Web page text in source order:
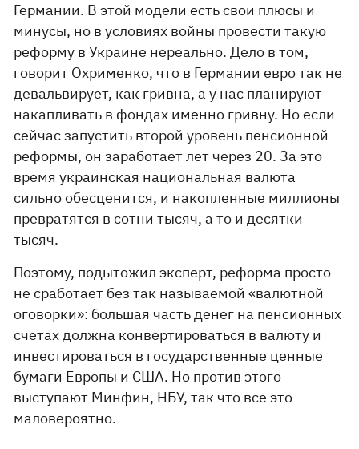
Германии. В этой модели есть свои плюсы и
минусы, но в условиях войны провести такую
реформу в Украине нереально. Дело в том,
говорит Охрименко, что в Германии евро так не
девальвирует, как гривна, а у нас планируют
накапливать в фондах именно гривну. Но если
сейчас запустить второй уровень пенсионной
реформы, он заработает лет через 20. За это
время украинская национальная валюта
сильно обесценится, и накопленные миллионы
превратятся в сотни тысяч, а то и десятки
тысяч.
Поэтому, подытожил эксперт, реформа просто
не сработает без так называемой «валютной
оговорки»: большая часть денег на пенсионных
счетах должна конвертироваться в валюту и
инвестироваться в государственные ценные
бумаги Европы и США. Но против этого
выступают Минфин, НБУ, так что все это
маловероятно.